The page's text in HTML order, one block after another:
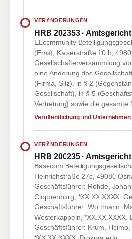
VERÄNDERUNGEN
HRB 202353 ·
ELcommunity
(Ems), Kaiserstraße 10 b,
Gesellschafterversammlung
eine Änderung des
(Firma, Sitz), in § 2
Gesellschaft), in § 5
Vertretung) sowie die gesamte
Veröffentlichung und Unternehmen
VERÄNDERUNGEN
HRB 200235 ·
Basecom
Heinrichstraße 27c, 49080
Geschäftsführer: Rohde,
Cloppenburg, *XX.XX.XXXX.
Geschäftsführer: Wortmann,
Westerkappeln, *XX.XX.XXXX.
Geschäftsführer: Krum, Heimo,